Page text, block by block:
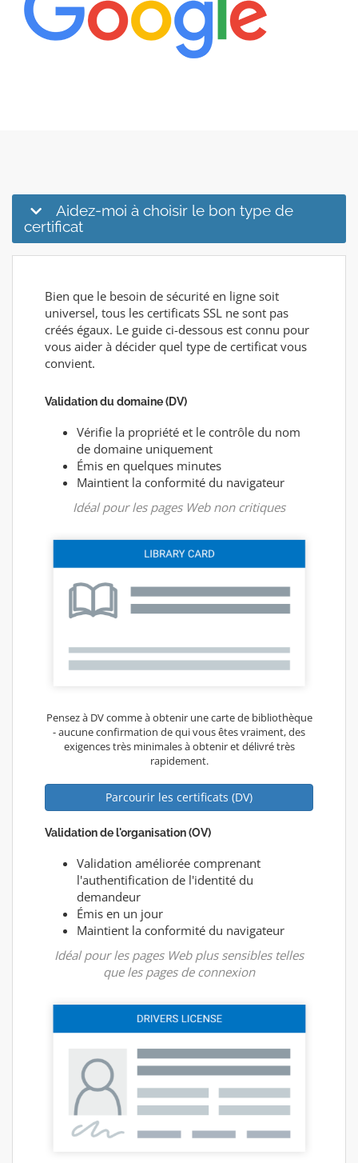
Aidez-moi à choisir le bon type de
certificat
Bien que le besoin de sécurité en ligne soit
universel, tous les certificats SSL ne sont pas
créés égaux. Le guide ci-dessous est connu pour
vous aider à décider quel type de certificat vous
convient.
Validation du domaine (DV)
Vérifie la propriété et le contrôle du nom
de domaine uniquement
Émis en quelques minutes
Maintient la conformité du navigateur
Idéal pour les pages Web non critiques
Pensez à DV comme à obtenir une carte de bibliothèque
- aucune confirmation de qui vous êtes vraiment, des
exigences très minimales à obtenir et délivré très
rapidement.
Parcourir les certificats (DV)
Validation de l'organisation (OV)
Validation améliorée comprenant
l'authentification de l'identité du
demandeur
Émis en un jour
Maintient la conformité du navigateur
Idéal pour les pages Web plus sensibles telles
que les pages de connexion